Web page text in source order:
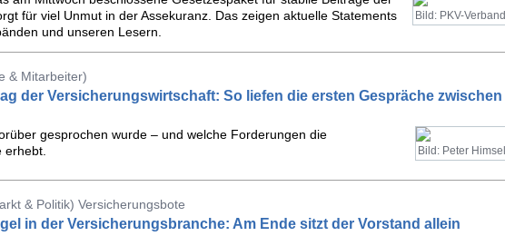
Bild: PKV-Verband
für viel Unmut in der Assekuranz. Das zeigen aktuelle Statements
und unseren Lesern.
& Mitarbeiter)
der Versicherungswirtschaft: So liefen die ersten Gespräche zwischen
Bild: Peter Himsel
gesprochen wurde – und welche Forderungen die
erhebt.
& Politik) Versicherungsbote
in der Versicherungsbranche: Am Ende sitzt der Vorstand allein